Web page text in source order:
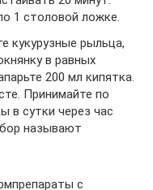
1 столовой ложке.
кукурузные рыльца,
в равных
200 мл кипятка.
Принимайте по
в сутки через час
называют
с